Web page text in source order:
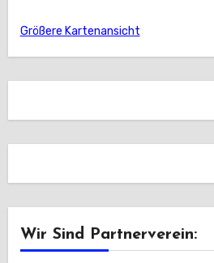
Größere Kartenansicht
Wir Sind Partnerverein: